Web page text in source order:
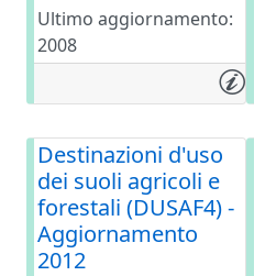
Ultimo aggiornamento:
2008
Destinazioni d'uso
dei suoli agricoli e
forestali (DUSAF4) -
Aggiornamento
2012